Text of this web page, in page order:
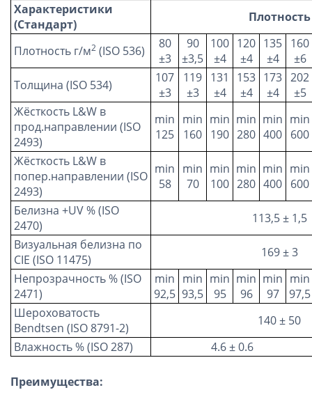
Характеристики
(Стандарт)
Плотность
Плотность г/м2 (ISO 536)
80
±3
90
±3,5
100
±4
120
±4
135
±4
160
±6
Толщина (ISO 534)
107
±3
119
±3
131
±4
153
±4
173
±4
202
±5
Жёсткость L&W в
прод.направлении (ISO
2493)
min
125
min
160
min
190
min
280
min
400
min
600
Жёсткость L&W в
попер.направлении (ISO
2493)
min
58
min
70
min
100
min
280
min
400
min
600
Белизна +UV % (ISO
2470)
113,5 ± 1,5
Визуальная белизна по
CIE (ISO 11475)
169 ± 3
Непрозрачность % (ISO
2471)
min
92,5
min
93,5
min
95
min
96
min
97
min
97,5
Шероховатость
Bendtsen (ISO 8791-2)
140 ± 50
Влажность % (ISO 287)
4.6 ± 0.6
Преимущества: